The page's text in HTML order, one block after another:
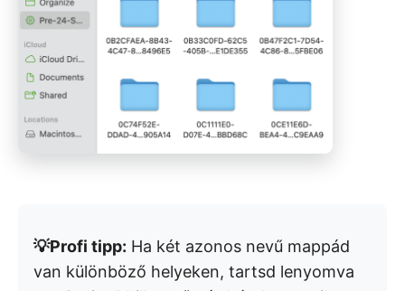
💡Profi tipp: Ha két azonos nevű mappád
van különböző helyeken, tartsd lenyomva